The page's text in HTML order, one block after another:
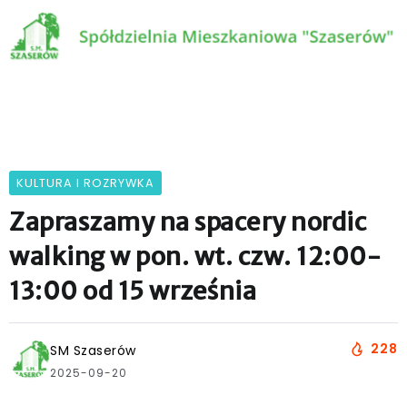
KULTURA I ROZRYWKA
Zapraszamy na spacery nordic
walking w pon. wt. czw. 12:00-
13:00 od 15 września
SM Szaserów
2025-09-20
228